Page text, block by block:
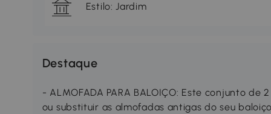
Estilo: Jardim
Destaque
- ALMOFADA PARA BALOIÇO: Este conjunto
ou substituir as almofadas antigas do seu